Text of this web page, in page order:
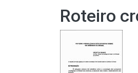
Roteiro